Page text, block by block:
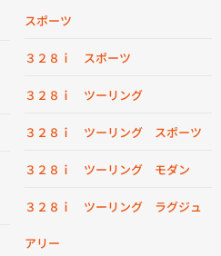
スポーツ
３２８ｉ スポーツ
３２８ｉ ツーリング
３２８ｉ ツーリング スポーツ
３２８ｉ ツーリング モダン
３２８ｉ ツーリング ラグジュ
アリー